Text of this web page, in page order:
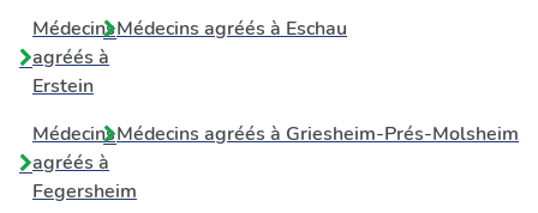
Médecins
agréés à
Erstein
Médecins agréés à Eschau
Médecins
agréés à
Fegersheim
Médecins agréés à Griesheim-Prés-Molsheim